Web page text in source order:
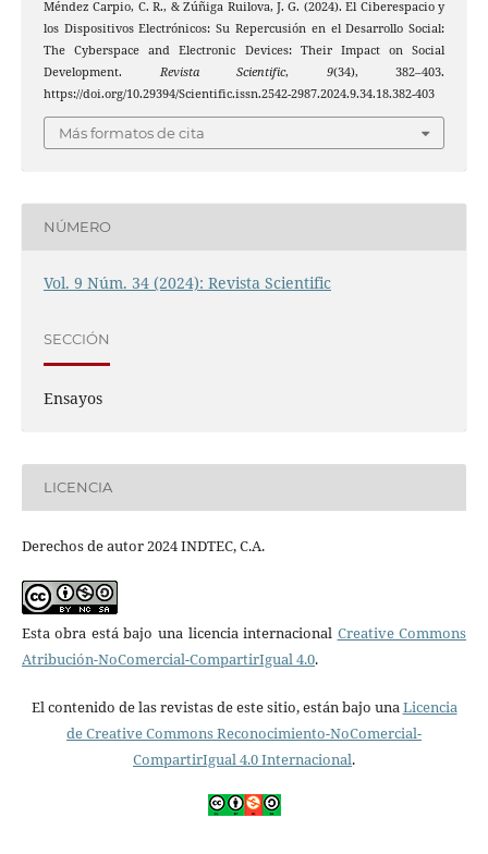
Méndez Carpio, C. R., & Zúñiga Ruilova, J. G. (2024). El Ciberespacio y
los Dispositivos Electrónicos: Su Repercusión en el Desarrollo Social:
The Cyberspace and Electronic Devices: Their Impact on Social
Development. Revista Scientific, 9(34), 382–403.
https://doi.org/10.29394/Scientific.issn.2542-2987.2024.9.34.18.382-403
Más formatos de cita
NÚMERO
Vol. 9 Núm. 34 (2024): Revista Scientific
SECCIÓN
Ensayos
LICENCIA
Derechos de autor 2024 INDTEC, C.A.
Esta obra está bajo una licencia internacional Creative Commons
Atribución-NoComercial-CompartirIgual 4.0.
El contenido de las revistas de este sitio, están bajo unaLicencia
de Creative Commons Reconocimiento-NoComercial-
CompartirIgual 4.0 Internacional.